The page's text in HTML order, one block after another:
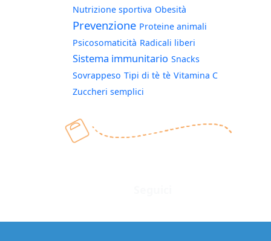
Nutrizione sportiva Obesità
Prevenzione Proteine animali
Psicosomaticità Radicali liberi
Sistema immunitario Snacks
Sovrappeso Tipi di tè tè Vitamina C
Zuccheri semplici